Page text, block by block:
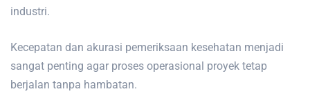
industri.
Kecepatan dan akurasi pemeriksaan kesehatan menjadi
sangat penting agar proses operasional proyek tetap
berjalan tanpa hambatan.